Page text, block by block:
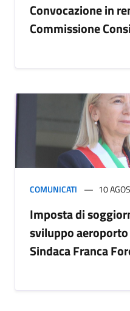
Convocazione in
Commissione
COMUNICATI 10
Imposta di
sviluppo
Sindaca Franca